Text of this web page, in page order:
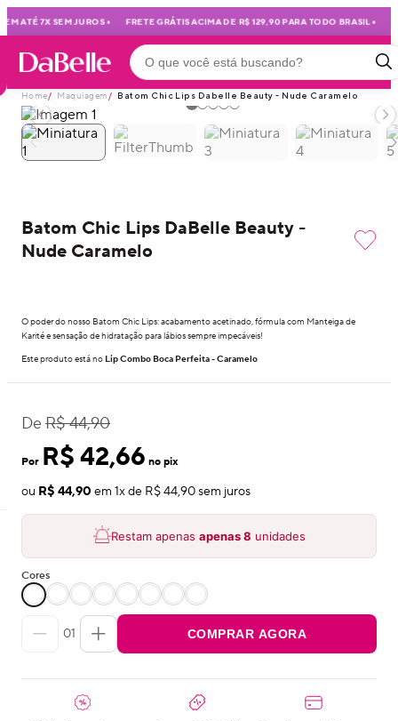
ATÉ 7X SEM JUROS• FRETE GRÁTIS ACIMA DE R$ 129,90 PARA TODO BRASIL•
Home/ Maquiagem / Batom Chic Lips Dabelle Beauty - Nude Caramelo
Batom Chic Lips DaBelle Beauty -
Nude Caramelo
O poder do nosso Batom Chic Lips: acabamento acetinado, fórmula com Manteiga de
Karité e sensação de hidratação para lábios sempre impecáveis!
Este produto está no Lip Combo Boca Perfeita - Caramelo
De R$ 44,90
Por R$ 42,66 no pix
ou R$ 44,90 em 1x de R$ 44,90sem juros
Restam apenas apenas8 unidades
Cores
01 COMPRAR AGORA